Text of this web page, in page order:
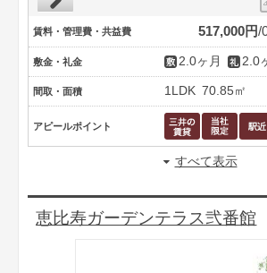
賃料・管理費・共益費 517,000円
敷金・礼金 2.0ヶ月 2.0
間取・面積 1LDK 70.85㎡
アピールポイント
すべて表示
恵比寿ガーデンテラス弐番館